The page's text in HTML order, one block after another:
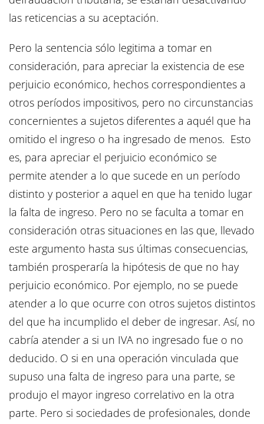
las reticencias a su aceptación.
Pero la sentencia sólo legitima a tomar en
consideración, para apreciar la existencia de ese
perjuicio económico, hechos correspondientes a
otros períodos impositivos, pero no circunstancias
concernientes a sujetos diferentes a aquél que ha
omitido el ingreso o ha ingresado de menos. Esto
es, para apreciar el perjuicio económico se
permite atender a lo que sucede en un período
distinto y posterior a aquel en que ha tenido lugar
la falta de ingreso. Pero no se faculta a tomar en
consideración otras situaciones en las que, llevado
este argumento hasta sus últimas consecuencias,
también prosperaría la hipótesis de que no hay
perjuicio económico. Por ejemplo, no se puede
atender a lo que ocurre con otros sujetos distintos
del que ha incumplido el deber de ingresar. Así, no
cabría atender a si un IVA no ingresado fue o no
deducido. O si en una operación vinculada que
supuso una falta de ingreso para una parte, se
produjo el mayor ingreso correlativo en la otra
parte. Pero si sociedades de profesionales, donde